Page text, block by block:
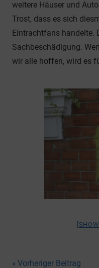
weitere Häuser und
Trost, dass es sich
Eintrachtfans handelte.
Sachbeschädigung.
wir alle hoffen, wird es
Vorheriger Beitrag